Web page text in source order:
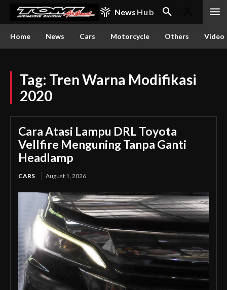
News Hub
Home News Cars Motorcycle Others Video
Tag: Tren Warna Modifikasi
2020
Cara Atasi Lampu DRL Toyota
Vellfire Menguning Tanpa Ganti
Headlamp
CARS August 1, 2026